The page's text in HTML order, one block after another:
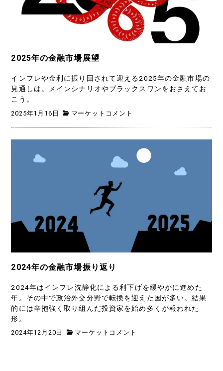
2025年の金融市場展望
インフレや金利に振り回されて迎える2025年の金融市場の
見通しは。メインシナリオやブラックスワンをおさえてお
こう。
2025年1月16日 マーケットコメント
2024年の金融市場振り返り
2024年はインフレ沈静化による利下げを緩やかに進めた
年。その中で政治外交分野で転換を迎えた国が多い。結果
的には辛抱強く取り組んだ投資家を始め多くが報われた
形。
2024年12月20日 マーケットコメント